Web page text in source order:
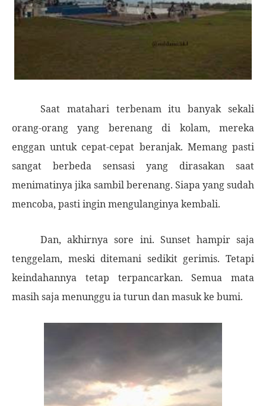
Saat matahari terbenam itu banyak sekali
orang-orang yang berenang di kolam, mereka
enggan untuk cepat-cepat beranjak. Memang pasti
sangat berbeda sensasi yang dirasakan saat
menimatinya jika sambil berenang. Siapa yang sudah
mencoba, pasti ingin mengulanginya kembali.
Dan, akhirnya sore ini. Sunset hampir saja
tenggelam, meski ditemani sedikit gerimis. Tetapi
keindahannya tetap terpancarkan. Semua mata
masih saja menunggu ia turun dan masuk ke bumi.